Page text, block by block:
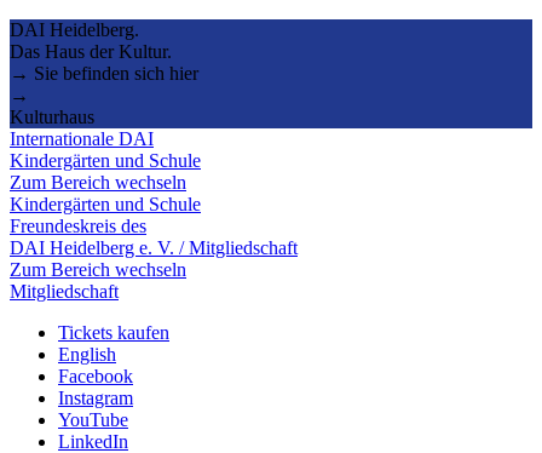
DAI Heidelberg.
Das Haus der Kultur.
→ Sie befinden sich hier
→
Kulturhaus
Internationale DAI
Kindergärten und Schule
Zum Bereich wechseln
Kindergärten und Schule
Freundeskreis des
DAI Heidelberg e. V. / Mitgliedschaft
Zum Bereich wechseln
Mitgliedschaft
Tickets kaufen
English
Facebook
Instagram
YouTube
LinkedIn